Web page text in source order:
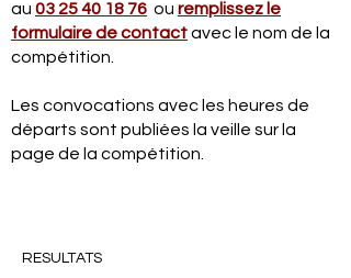
au 03 25 40 18 76 ou remplissez le
formulaire de contactavec le nom de la
compétition.
Les convocations avec les heures de
départs sont publiées la veille sur la
page de la compétition.
RESULTATS